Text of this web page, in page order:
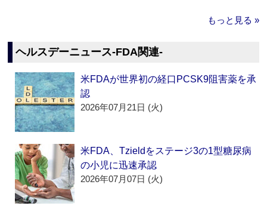
もっと見る »
ヘルスデーニュース‐FDA関連‐
米FDAが世界初の経口PCSK9阻害薬を承
認
2026年07月21日 (火)
米FDA、Tzieldをステージ3の1型糖尿病
の小児に迅速承認
2026年07月07日 (火)